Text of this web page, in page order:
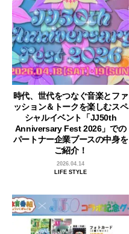
時代、世代をつなぐ音楽とファ
ッション＆トークを楽しむスペ
シャルイベント「JJ50th
Anniversary Fest 2026」での
パートナー企業ブースの中身を
ご紹介！
2026.04.14
LIFE STYLE